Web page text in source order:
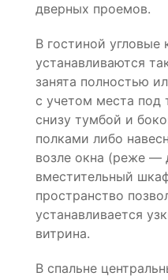
дверных проемов.
В гостиной угловые
устанавливаются
занята полностью
с учетом места под
снизу тумбой и
полками либо
возле окна (реже —
вместительный
пространство
устанавливается
витрина.
В спальне